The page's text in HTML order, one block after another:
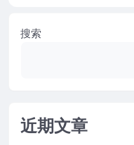
搜索
近期文章